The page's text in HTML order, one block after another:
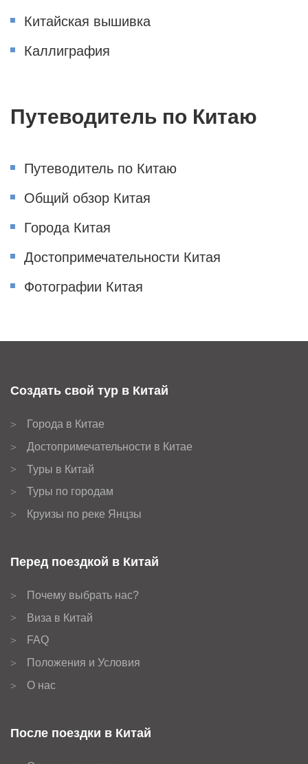
Китайская вышивка
Каллиграфия
Путеводитель по Китаю
Путеводитель по Китаю
Общий обзор Китая
Города Китая
Достопримечательности Китая
Фотографии Китая
Создать свой тур в Китай
>
Города в Китае
>
Достопримечательности в Китае
>
Туры в Китай
>
Туры по городам
>
Круизы по реке Янцзы
Перед поездкой в Китай
>
Почему выбрать нас?
>
Виза в Китай
>
FAQ
>
Положения и Условия
>
О нас
После поездки в Китай